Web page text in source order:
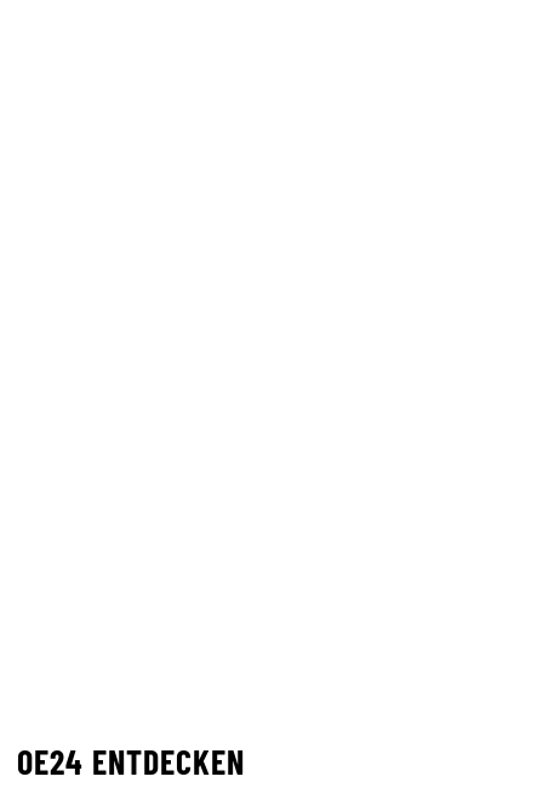
OE24 ENTDECKEN